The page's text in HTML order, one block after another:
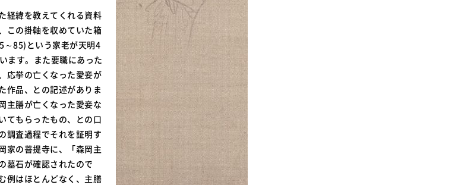
経緯を教えてくれる資料
この掛軸を収めていた箱
～85)という家老が天明4
ます。また要職にあった
応挙の亡くなった愛妾が
作品、との記述がありま
主膳が亡くなった愛妾な
てもらったもの、との口
調査過程でそれを証明す
家の菩提寺に、「森岡主
墓石が確認されたので
例はほとんどなく、主膳